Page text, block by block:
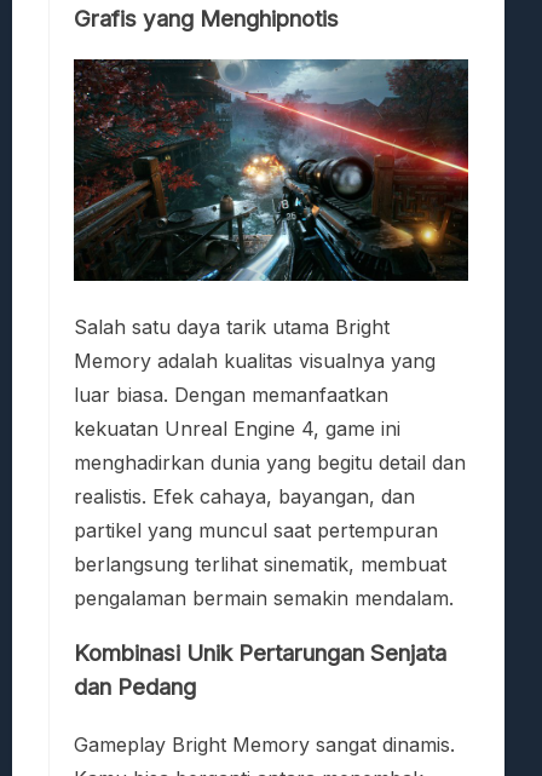
Grafis yang Menghipnotis
Salah satu daya tarik utama Bright
Memory adalah kualitas visualnya yang
luar biasa. Dengan memanfaatkan
kekuatan Unreal Engine 4, game ini
menghadirkan dunia yang begitu detail dan
realistis. Efek cahaya, bayangan, dan
partikel yang muncul saat pertempuran
berlangsung terlihat sinematik, membuat
pengalaman bermain semakin mendalam.
Kombinasi Unik Pertarungan Senjata
dan Pedang
Gameplay Bright Memory sangat dinamis.